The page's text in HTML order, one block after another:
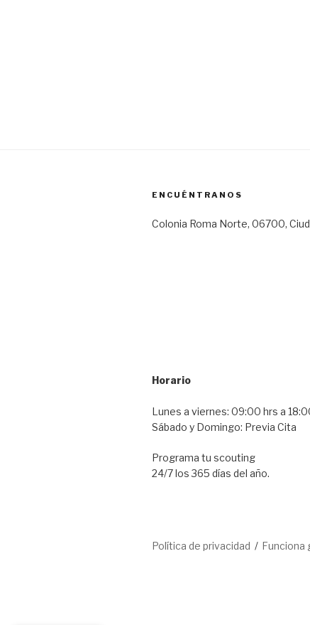
ENCUÉNTRANOS
Colonia Roma Norte, 06700,
Horario
Lunes a viernes: 09:00 hrs a
Sábado y Domingo: Previa Cita
Programa tu scouting
24/7 los 365 días del año.
Política de privacidad Funciona